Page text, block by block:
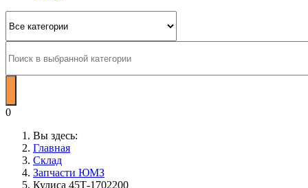
0
Вы здесь:
Главная
Склад
Запчасти ЮМЗ
Кулиса 45Т-1702200